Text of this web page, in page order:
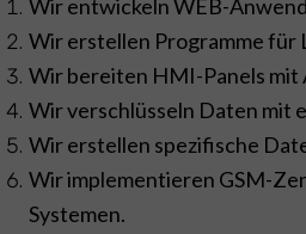
Wir entwickeln WEB-
Wir erstellen Programme für
Wir bereiten HMI-Panels mit
Wir verschlüsseln Daten mit
Wir erstellen spezifische
Wir implementieren GSM-
Systemen.